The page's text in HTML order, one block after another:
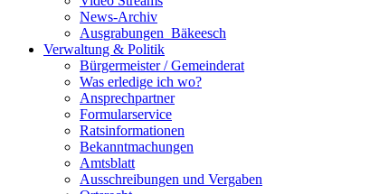
News-Archiv
Ausgrabungen_Bäkeesch
Verwaltung & Politik
Bürgermeister / Gemeinderat
Was erledige ich wo?
Ansprechpartner
Formularservice
Ratsinformationen
Bekanntmachungen
Amtsblatt
Ausschreibungen und Vergaben